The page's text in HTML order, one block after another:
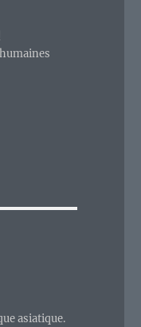
asiatique.